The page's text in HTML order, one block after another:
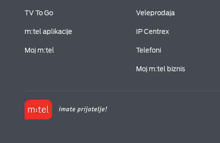
TV To Go
m:tel aplikacije
Moj m:tel
Veleprodaja
IP Centrex
Telefoni
Moj m:tel biznis